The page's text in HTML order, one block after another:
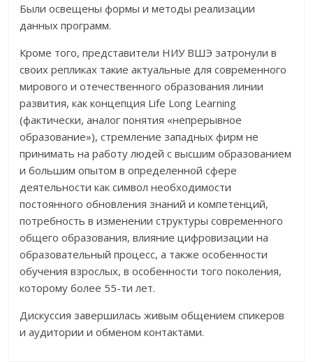
Были освещены формы и методы реализации
данных программ.
Кроме того, представители НИУ ВШЭ затронули в
своих репликах такие актуальные для современного
мирового и отечественного образования линии
развития, как концепция Life Long Learning
(фактически, аналог понятия «непрерывное
образование»), стремление западных фирм не
принимать на работу людей с высшим образованием
и большим опытом в определенной сфере
деятельности как символ необходимости
постоянного обновления знаний и компетенций,
потребность в изменении структуры современного
общего образования, влияние цифровизации на
образовательный процесс, а также особенности
обучения взрослых, в особенности того поколения,
которому более 55-ти лет.
Дискуссия завершилась живым общением спикеров
и аудитории и обменом контактами.